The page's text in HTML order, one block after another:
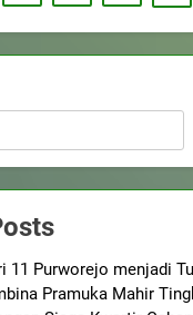
11 Purworejo menjadi
Pramuka Mahir